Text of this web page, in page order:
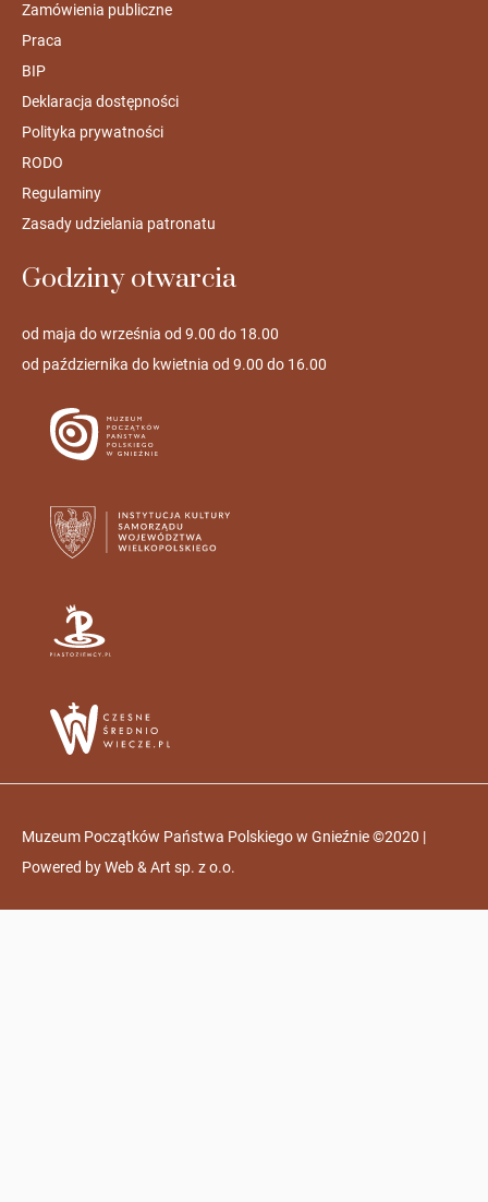
Zamówienia publiczne
Praca
BIP
Deklaracja dostępności
Polityka prywatności
RODO
Regulaminy
Zasady udzielania patronatu
Godziny otwarcia
od maja do września od 9.00 do 18.00
od października do kwietnia od 9.00 do 16.00
Muzeum Początków Państwa Polskiego w Gnieźnie ©2020 |
Powered byWeb & Art sp. z o.o.